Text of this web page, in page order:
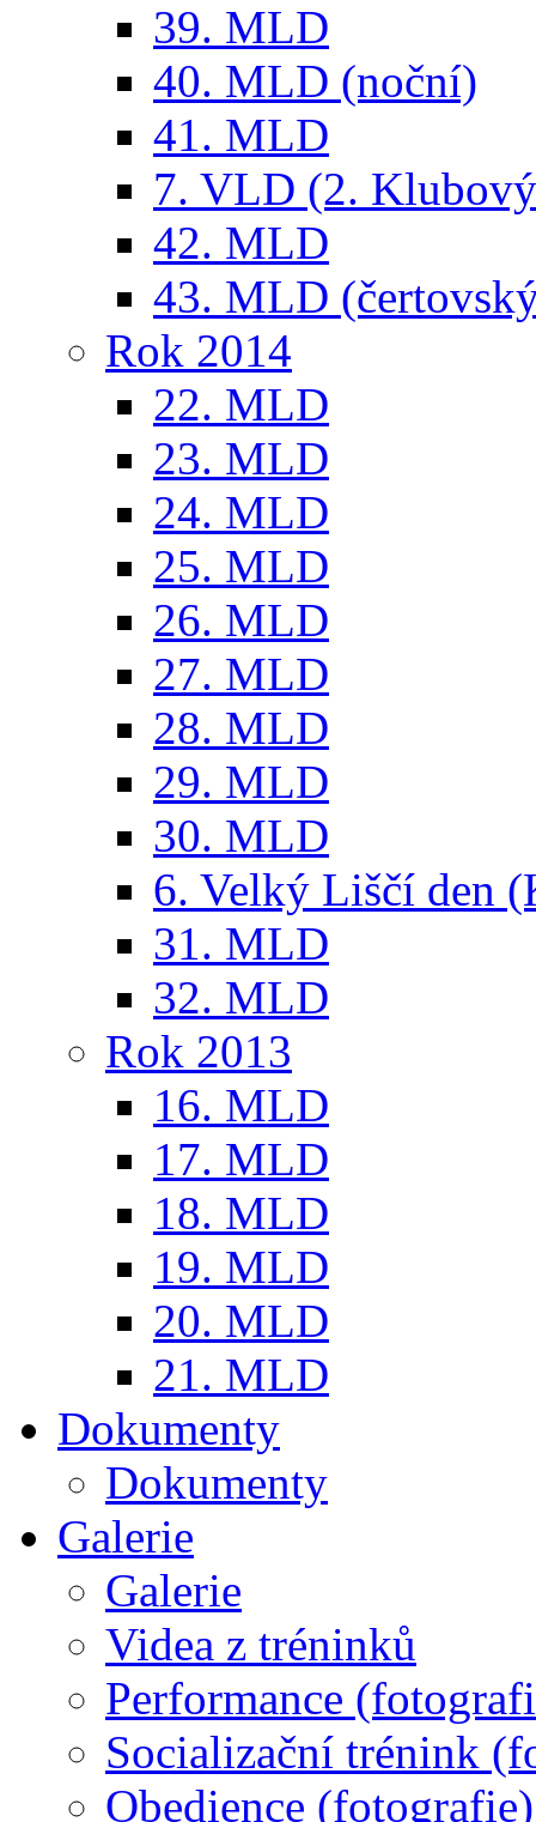
39. MLD
40. MLD (noční)
41. MLD
7. VLD (2.
42. MLD
43. MLD
Rok 2014
22. MLD
23. MLD
24. MLD
25. MLD
26. MLD
27. MLD
28. MLD
29. MLD
30. MLD
6. Velký Liščí den
31. MLD
32. MLD
Rok 2013
16. MLD
17. MLD
18. MLD
19. MLD
20. MLD
21. MLD
Dokumenty
Dokumenty
Galerie
Galerie
Videa z tréninků
Performance
Socializační trénink
Obedience (fotografie)